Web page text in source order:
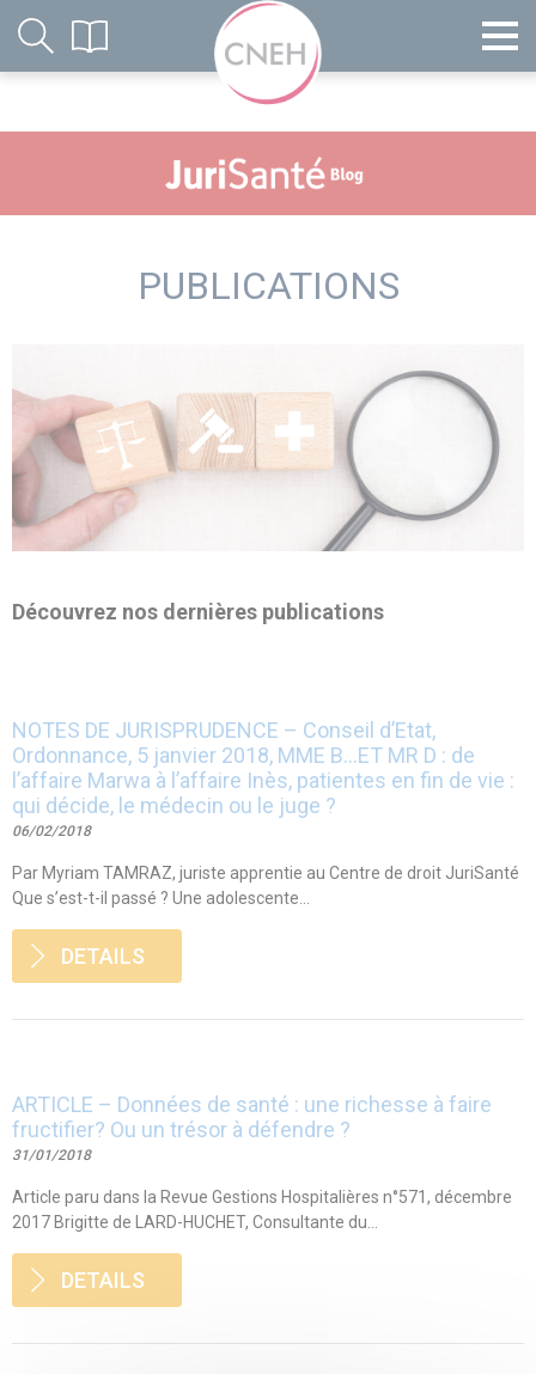
PUBLICATIONS
Découvrez nos dernières publications
NOTES DE JURISPRUDENCE – Conseil d’Etat,
Ordonnance, 5 janvier 2018, MME B…ET MR D : de
l’affaire Marwa à l’affaire Inès, patientes en fin de vie :
qui décide, le médecin ou le juge ?
06/02/2018
Par Myriam TAMRAZ, juriste apprentie au Centre de droit JuriSanté
Que s’est-t-il passé ? Une adolescente...
DETAILS
ARTICLE – Données de santé : une richesse à faire
fructifier? Ou un trésor à défendre ?
31/01/2018
Article paru dans la Revue Gestions Hospitalières n°571, décembre
2017 Brigitte de LARD-HUCHET, Consultante du...
DETAILS